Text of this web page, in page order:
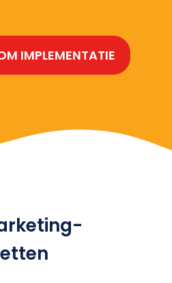
IMPLEMENTATIE